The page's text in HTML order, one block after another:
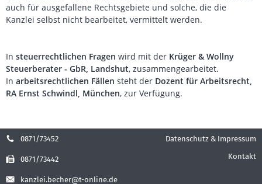
auch für ausgefallene Rechtsgebiete und solche, die die
Kanzlei selbst nicht bearbeitet, vermittelt werden.
In steuerrechtlichen Fragen wird mit der Krüger & Wollny
Steuerberater - GbR, Landshut, zusammengearbeitet.
In arbeitsrechtlichen Fällen steht der Dozent für Arbeitsrecht,
RA Ernst Schwindl, München, zur Verfügung.
0871/73452
0871/73442
kanzlei.becher@t-online.de
Datenschutz & Impressum
Kontakt